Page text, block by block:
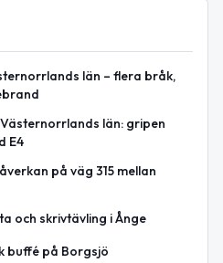
län – flera bråk,
län: gripen
E4
på väg 315 mellan
och skrivtävling i Ånge
buffé på Borgsjö